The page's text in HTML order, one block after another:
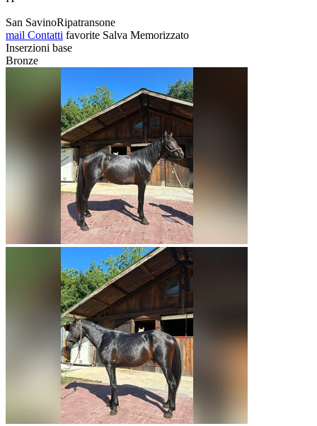
San SavinoRipatransone
mail Contatti favorite Salva Memorizzato
Inserzioni base
Bronze